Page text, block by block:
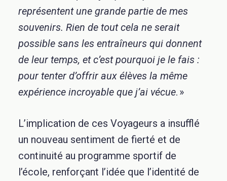
représentent une grande partie de mes
souvenirs. Rien de tout cela ne serait
possible sans les entraîneurs qui donnent
de leur temps, et c’est pourquoi je le fais :
pour tenter d’offrir aux élèves la même
expérience incroyable que j’ai vécue. »
L’implication de ces Voyageurs a insufflé
un nouveau sentiment de fierté et de
continuité au programme sportif de
l’école, renforçant l’idée que l’identité de